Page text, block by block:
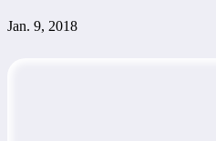
Jan. 9, 2018